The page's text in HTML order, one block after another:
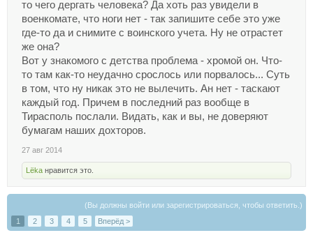
то чего дергать человека? Да хоть раз увидели в
военкомате, что ноги нет - так запишите себе это уже
где-то да и снимите с воинского учета. Ну не отрастет
же она?
Вот у знакомого с детства проблема - хромой он. Что-
то там как-то неудачно срослось или порвалось... Суть
в том, что ну никак это не вылечить. Ан нет - таскают
каждый год. Причем в последний раз вообще в
Тирасполь послали. Видать, как и вы, не доверяют
бумагам наших дохторов.
27 авг 2014
Lёka нравится это.
(Вы должны войти или зарегистрироваться, чтобы ответить.)
1
2 3 4 5 Вперёд >